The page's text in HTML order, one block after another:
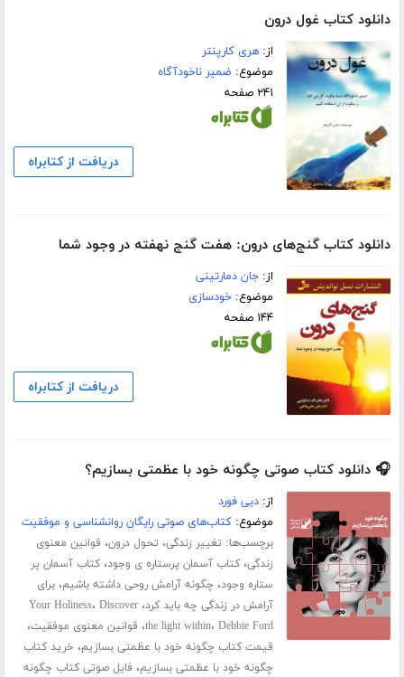
دانلود کتاب غول درون
از:هری کارپنتر
موضوع: ضمیر ناخودآگاه
۲۴۱ صفحه
دریافت از کتابراه
دانلود کتاب گنج‌های درون: هفت گنج نهفته در وجود شما
از:جان دمارتینی
موضوع:خودسازی
۱۴۴ صفحه
دریافت از کتابراه
🎧 دانلود کتاب صوتی چگونه خود با عظمتی بسازیم؟
از:دبی فورد
موضوع:کتاب‌های صوتی رایگان روانشناسی و موفقیت
برچسب‌ها: تغییر زندگی، تحول درون، قوانین معنوی
زندگی،کتاب آسمان پرستاره ی وجود،کتاب آسمان پر
ستاره وجود، چگونه آرامش روحی داشته باشیم،برای
آرامش در زندگی چه باید کرد، Your Holiness، Discover
the light within، Debbie Ford ، قوانین معنوی موفقیت،
قیمت کتاب چگونه خود با عظمتی بسازیم، خرید کتاب
چگونه خود با عظمتی بسازیم، فایل صوتی کتاب چگونه